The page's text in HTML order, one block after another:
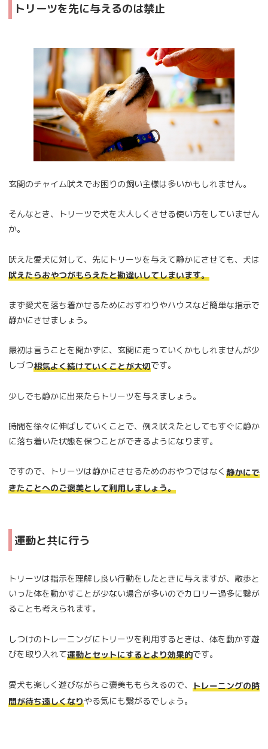
トリーツを先に与えるのは禁止
玄関のチャイム吠えでお困りの飼い主様は多いかもしれません。
そんなとき、トリーツで犬を大人しくさせる使い方をしていません
か。
吠えた愛犬に対して、先にトリーツを与えて静かにさせても、犬は
吠えたらおやつがもらえたと勘違いしてしまいます。
まず愛犬を落ち着かせるためにおすわりやハウスなど簡単な指示で
静かにさせましょう。
最初は言うことを聞かずに、玄関に走っていくかもしれませんが少
しづつ根気よく続けていくことが大切です。
少しでも静かに出来たらトリーツを与えましょう。
時間を徐々に伸ばしていくことで、例え吠えたとしてもすぐに静か
に落ち着いた状態を保つことができるようになります。
ですので、トリーツは静かにさせるためのおやつではなく 静かにで
きたことへのご褒美として利用しましょう。
運動と共に行う
トリーツは指示を理解し良い行動をしたときに与えますが、散歩と
いった体を動かすことが少ない場合が多いのでカロリー過多に繋が
ることも考えられます。
しつけのトレーニングにトリーツを利用するときは、体を動かす遊
びを取り入れて運動とセットにするとより効果的です。
愛犬も楽しく遊びながらご褒美ももらえるので、 トレーニングの時
間が待ち遠しくなりやる気にも繋がるでしょう。